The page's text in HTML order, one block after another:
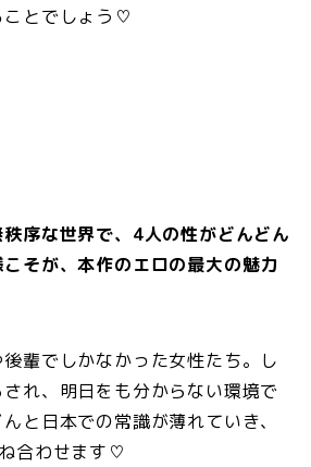
ことでしょう♡
序な世界で、4人の性がどんどん
そが、本作のエロの最大の魅力
輩でしかなかった女性たち。し
れ、明日をも分からない環境で
と日本での常識が薄れていき、
合わせます♡